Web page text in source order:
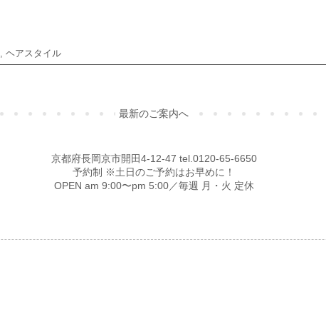
, ヘアスタイル
最新のご案内へ
京都府長岡京市開田4-12-47 tel.0120-65-6650
予約制 ※土日のご予約はお早めに！
OPEN am 9:00〜pm 5:00／毎週 月・火 定休